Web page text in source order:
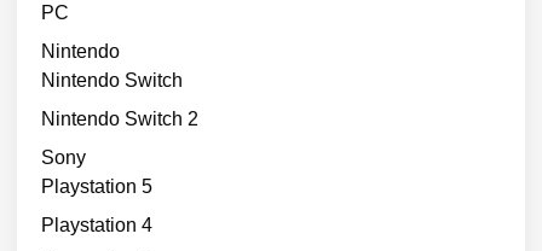
PC
Nintendo
Nintendo Switch
Nintendo Switch 2
Sony
Playstation 5
Playstation 4